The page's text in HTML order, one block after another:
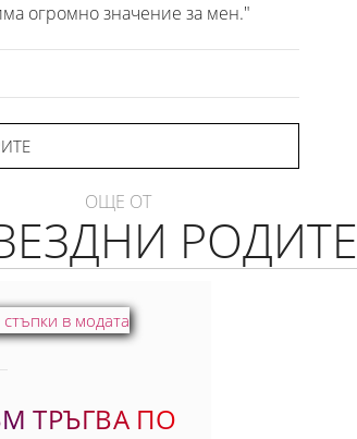
огромно значение за мен."
ОЩЕ ОТ
ТРЪГВА ПО